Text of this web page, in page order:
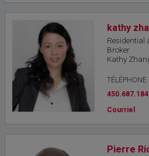
kathy
Residential
Broker
Kathy
TÉLÉPHONE :
Courriel
Pierre